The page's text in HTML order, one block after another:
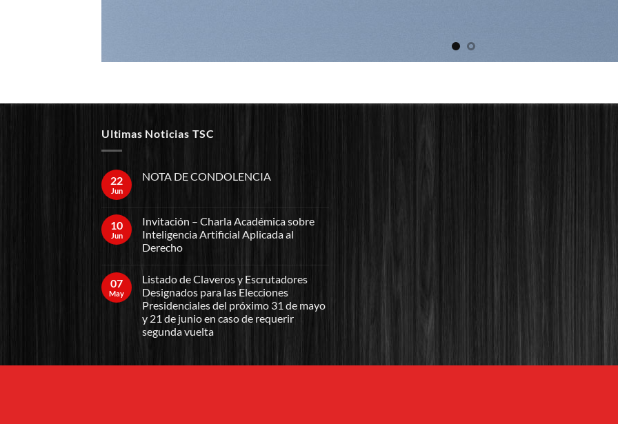
Ultimas Noticias TSC
22
Jun
NOTA DE CONDOLENCIA
10
Jun
Invitación – Charla Académica sobre
Inteligencia Artificial Aplicada al
Derecho
07
May
Listado de Claveros y Escrutadores
Designados para las Elecciones
Presidenciales del próximo 31 de mayo
y 21 de junio en caso de requerir
segunda vuelta